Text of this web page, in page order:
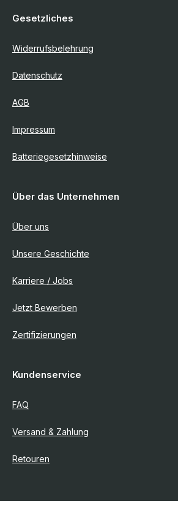
Gesetzliches
Widerrufsbelehrung
Datenschutz
AGB
Impressum
Batteriegesetzhinweise
Über das Unternehmen
Über uns
Unsere Geschichte
Karriere / Jobs
Jetzt Bewerben
Zertifizierungen
Kundenservice
FAQ
Versand & Zahlung
Retouren